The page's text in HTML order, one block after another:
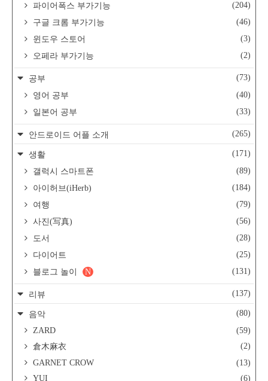
파이어폭스 부가기능
(204)
구글 크롬 부가기능
(46)
윈도우 스토어
(3)
오페라 부가기능
(2)
공부
(73)
영어 공부
(40)
일본어 공부
(33)
안드로이드 어플 소개 (265)
생활
(171)
갤럭시 스마트폰
(89)
아이허브(iHerb)
(184)
여행
(79)
사진(写真)
(56)
도서
(28)
다이어트
(25)
블로그 놀이
(131)
N
리뷰 (137)
음악
(80)
ZARD
(59)
倉木麻衣
(2)
GARNET CROW
(13)
YUI
(6)